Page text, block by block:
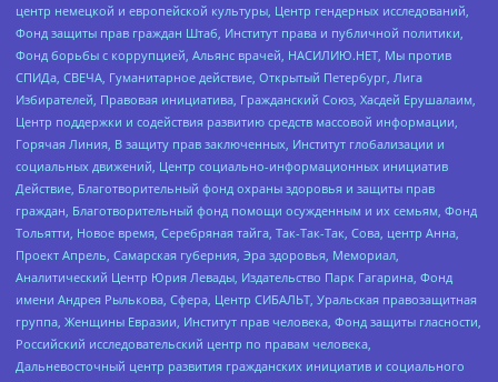
центр немецкой и европейской культуры, Центр гендерных исследований,
Фонд защиты прав граждан Штаб, Институт права и публичной политики,
Фонд борьбы с коррупцией, Альянс врачей, НАСИЛИЮ.НЕТ, Мы против
СПИДа, СВЕЧА, Гуманитарное действие, Открытый Петербург, Лига
Избирателей, Правовая инициатива, Гражданский Союз, Хасдей Ерушалаим,
Центр поддержки и содействия развитию средств массовой информации,
Горячая Линия, В защиту прав заключенных, Институт глобализации и
социальных движений, Центр социально-информационных инициатив
Действие, Благотворительный фонд охраны здоровья и защиты прав
граждан, Благотворительный фонд помощи осужденным и их семьям, Фонд
Тольятти, Новое время, Серебряная тайга, Так-Так-Так, Сова, центр Анна,
Проект Апрель, Самарская губерния, Эра здоровья, Мемориал,
Аналитический Центр Юрия Левады, Издательство Парк Гагарина, Фонд
имени Андрея Рылькова, Сфера, Центр СИБАЛЬТ, Уральская правозащитная
группа, Женщины Евразии, Институт прав человека, Фонд защиты гласности,
Российский исследовательский центр по правам человека,
Дальневосточный центр развития гражданских инициатив и социального